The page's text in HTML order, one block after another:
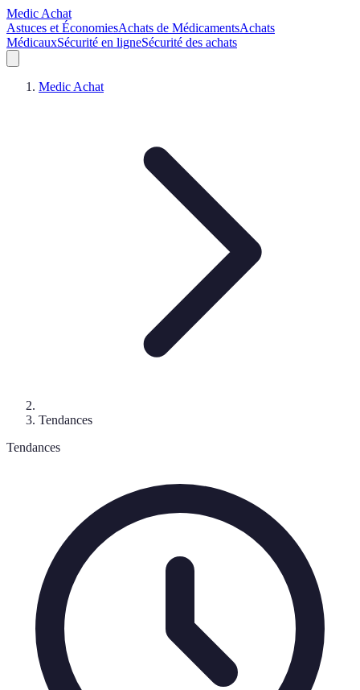
Medic Achat
Astuces et ÉconomiesAchats de MédicamentsAchats
MédicauxSécurité en ligneSécurité des achats
Medic Achat
Tendances
Tendances